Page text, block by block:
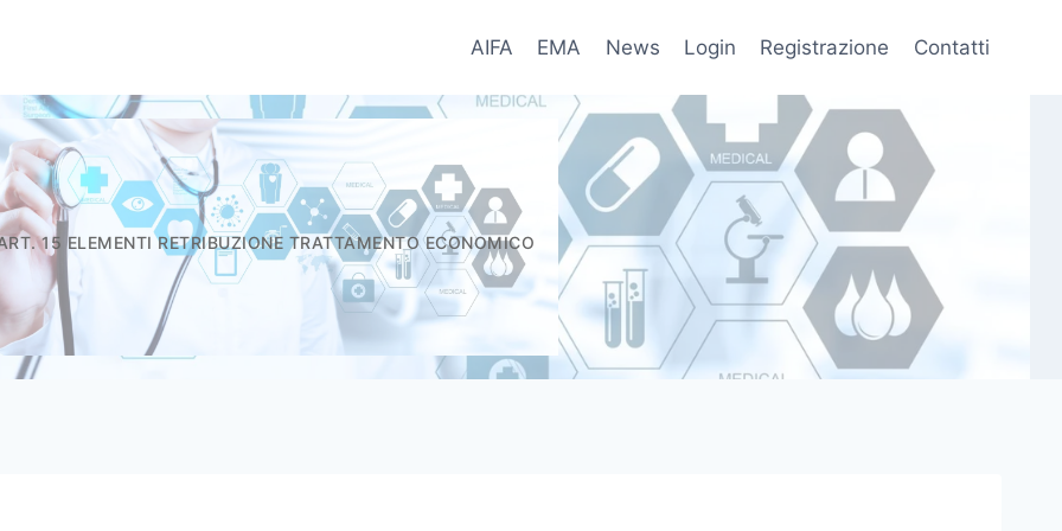
del Farmaco - Informatori.Info
AIFA EMA News Login Registrazione Contatti
15 ELEMENTI RETRIBUZIONE TRATTAMENTO ECONOMICO